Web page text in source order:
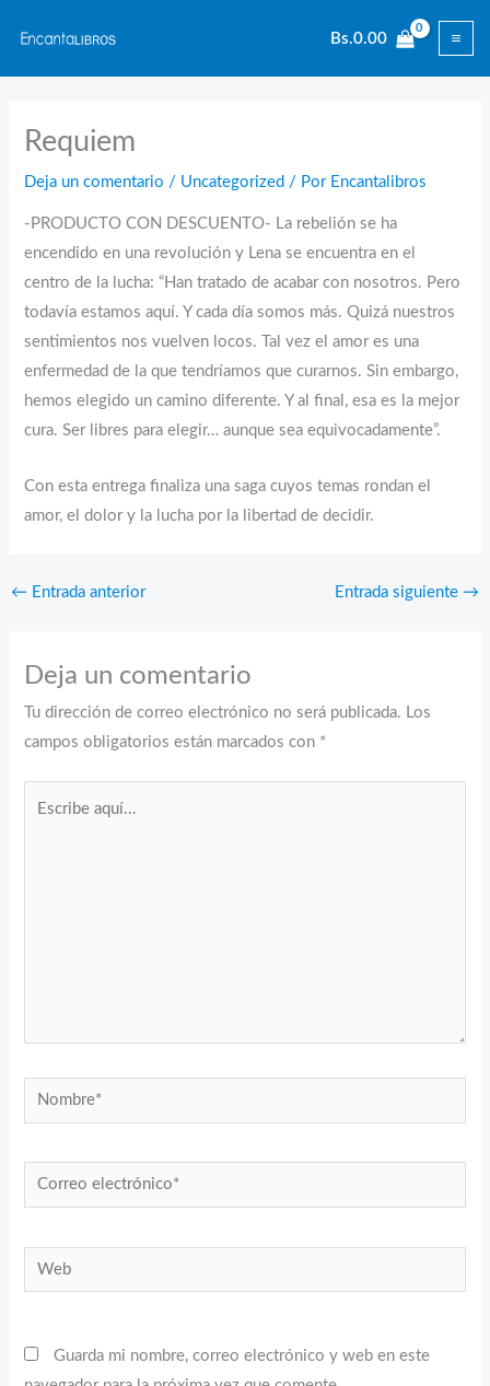
contenido
Bs.0.00
Requiem
Deja un comentario / Uncategorized / Por Encantalibros
-PRODUCTO CON DESCUENTO- La rebelión se ha
encendido en una revolución y Lena se encuentra en el
centro de la lucha: “Han tratado de acabar con nosotros. Pero
todavía estamos aquí. Y cada día somos más. Quizá nuestros
sentimientos nos vuelven locos. Tal vez el amor es una
enfermedad de la que tendríamos que curarnos. Sin embargo,
hemos elegido un camino diferente. Y al final, esa es la mejor
cura. Ser libres para elegir… aunque sea equivocadamente”.
Con esta entrega finaliza una saga cuyos temas rondan el
amor, el dolor y la lucha por la libertad de decidir.
← Entrada anterior Entrada siguiente →
Deja un comentario
Tu dirección de correo electrónico no será publicada. Los
campos obligatorios están marcados con *
Nombre*
Correo
electrónico*
Web
Guarda mi nombre, correo electrónico y web en este